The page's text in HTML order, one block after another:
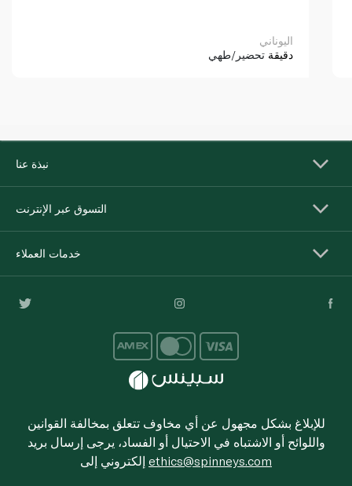
اليوناني
دقيقة تحضير/طهي
نبذة عنا
التسوق عبر الإنترنت
خدمات العملاء
للإبلاغ بشكل مجهول عن أي مخاوف تتعلق بمخالفة القوانين
واللوائح أو الاشتباه في الاحتيال أو الفساد، يرجى إرسال بريد
ethics@spinneys.com